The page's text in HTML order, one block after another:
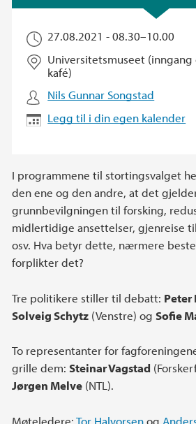
27.08.2021 -08.30–10.00
Universitetsmuseet
kafé)
Nils Gunnar Songstad
Legg til i din egen kalender
I programmene til stortingsvalget
den ene og den andre, at det
grunnbevilgningen til forsking,
midlertidige ansettelser, gjenreise
osv. Hva betyr dette, nærmere
forplikter det?
Tre politikere stiller til debatt: Peter
Solveig Schytz (Venstre) og Sofie
To representanter for
grille dem: Steinar Vagstad
Jørgen Melve (NTL).
Møteledere:Tor Halvorsenog